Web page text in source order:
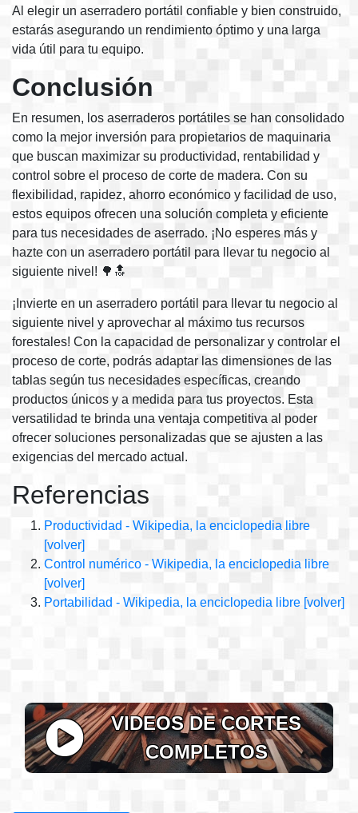
Al elegir un aserradero portátil confiable y bien construido,
estarás asegurando un rendimiento óptimo y una larga
vida útil para tu equipo.
Conclusión
En resumen, los aserraderos portátiles se han consolidado
como la mejor inversión para propietarios de maquinaria
que buscan maximizar su productividad, rentabilidad y
control sobre el proceso de corte de madera. Con su
flexibilidad, rapidez, ahorro económico y facilidad de uso,
estos equipos ofrecen una solución completa y eficiente
para tus necesidades de aserrado. ¡No esperes más y
hazte con un aserradero portátil para llevar tu negocio al
siguiente nivel! 🌳🔝
¡Invierte en un aserradero portátil para llevar tu negocio al
siguiente nivel y aprovechar al máximo tus recursos
forestales! Con la capacidad de personalizar y controlar el
proceso de corte, podrás adaptar las dimensiones de las
tablas según tus necesidades específicas, creando
productos únicos y a medida para tus proyectos. Esta
versatilidad te brinda una ventaja competitiva al poder
ofrecer soluciones personalizadas que se ajusten a las
exigencias del mercado actual.
Referencias
Productividad - Wikipedia, la enciclopedia libre
[volver]
Control numérico - Wikipedia, la enciclopedia libre
[volver]
Portabilidad - Wikipedia, la enciclopedia libre [volver]
VIDEOS DE CORTES
COMPLETOS